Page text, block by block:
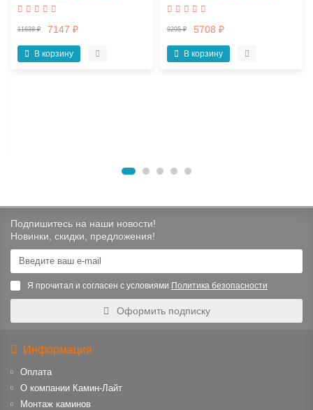
11638 ₽ 7147 ₽
В корзину
9295 ₽ 5708 ₽
В корзину
Подпишитесь на наши новости!
Новинки, скидки, предложения!
Я прочитал и согласен с условиями Политика безопасности
Оформить подписку
Информация
Оплата
О компании Камин-Лайт
Монтаж каминов